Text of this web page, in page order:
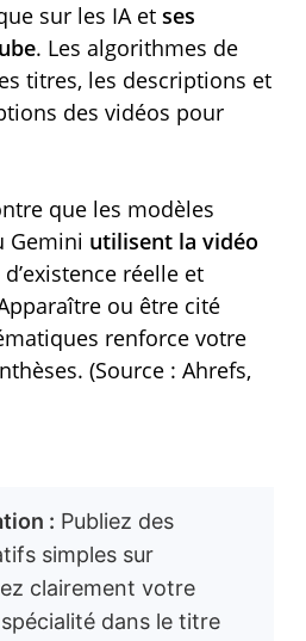
sur les IA et ses
. Les algorithmes de
titres, les descriptions et
des vidéos pour
que les modèles
Gemini utilisent la vidéo
réelle et
ou être cité
renforce votre
(Source : Ahrefs,
: Publiez des
simples sur
clairement votre
dans le titre